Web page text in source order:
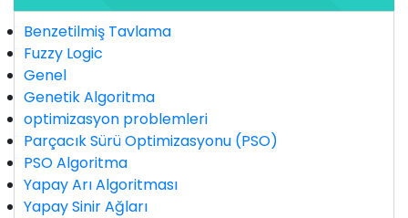
Benzetilmiş Tavlama
Fuzzy Logic
Genel
Genetik Algoritma
optimizasyon problemleri
Parçacık Sürü Optimizasyonu (PSO)
PSO Algoritma
Yapay Arı Algoritması
Yapay Sinir Ağları